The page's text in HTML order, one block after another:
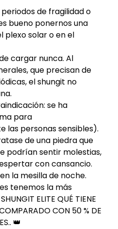
de fragilidad o
bueno ponernos una
plexo solar o en el
cargar nunca. Al
que precisan de
el shungit no
se ha
para
las personas sensibles).
de una piedra que
podrían sentir molestias,
con cansancio.
la mesilla de noche.
tenemos la más
ELITE QUÉ TIENE
CON 50 % DE
👑